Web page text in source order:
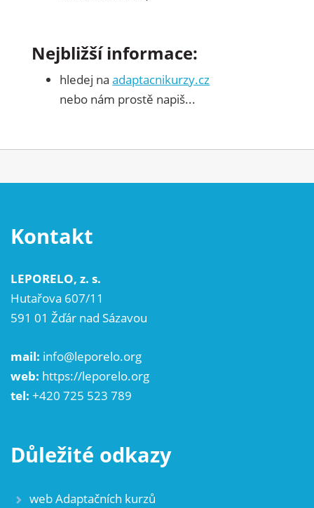
Nejbližší informace:
hledej naadaptacnikurzy.cz
nebo nám prostě napiš...
Kontakt
LEPORELO, z. s.
Hutařova 607/11
591 01 Žďár nad Sázavou
mail: info@leporelo.org
web: https://leporelo.org
tel: +420 725 523 789
Důležité odkazy
web Adaptačních kurzů